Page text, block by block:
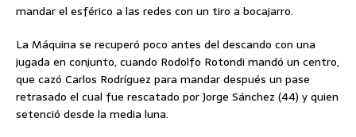
mandar el esférico a las redes con un tiro a bocajarro.
La Máquina se recuperó poco antes del descando con una
jugada en conjunto, cuando Rodolfo Rotondi mandó un centro,
que cazó Carlos Rodríguez para mandar después un pase
retrasado el cual fue rescatado por Jorge Sánchez (44) y quien
setenció desde la media luna.